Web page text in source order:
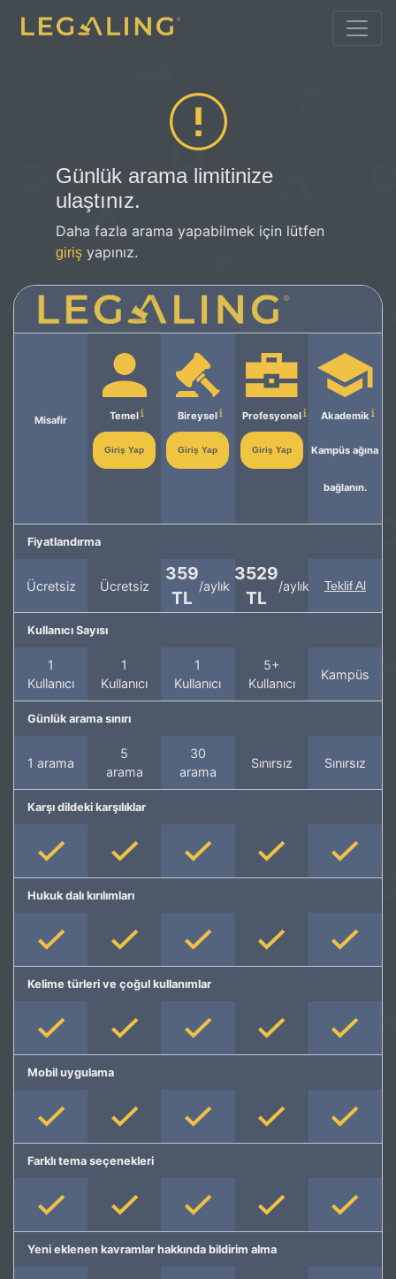
Günlük arama limitinize
ulaştınız.
Daha fazla arama yapabilmek için lütfen
giriş yapınız.
Misafir Temel
Giriş Yap
Bireysel
Giriş Yap
Profesyonel
Giriş Yap
Akademik
Kampüs ağına
bağlanın.
Fiyatlandırma
Ücretsiz Ücretsiz
359
TL
/aylık
3529
TL
/aylık Teklif Al
Kullanıcı Sayısı
1
Kullanıcı
1
Kullanıcı
1
Kullanıcı
5+
Kullanıcı
Kampüs
Günlük arama sınırı
1 arama
5
arama
30
arama
Sınırsız Sınırsız
Karşı dildeki karşılıklar
Hukuk dalı kırılımları
Kelime türleri ve çoğul kullanımlar
Mobil uygulama
Farklı tema seçenekleri
Yeni eklenen kavramlar hakkında bildirim alma